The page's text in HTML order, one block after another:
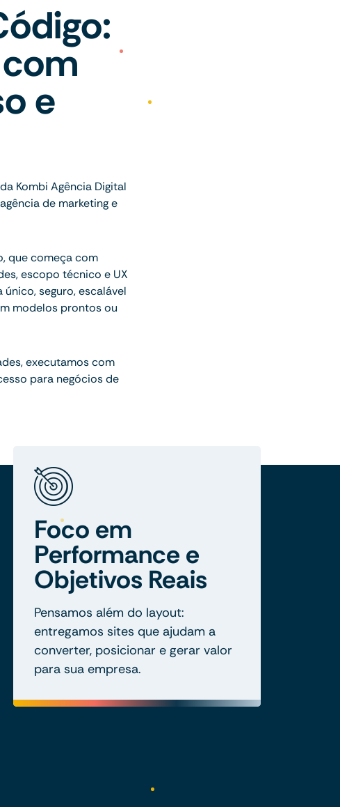
e
Kombi Agência Digital
de marketing e
que começa com
escopo técnico e UX
seguro, escalável
modelos prontos ou
executamos com
para negócios de
Foco em
Performance e
Objetivos Reais
Pensamos além do layout:
entregamos sites que ajudam a
converter, posicionar e gerar valor
para sua empresa.